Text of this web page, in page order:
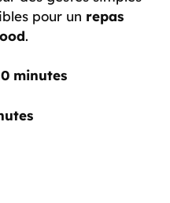
pour un repas
.
minutes